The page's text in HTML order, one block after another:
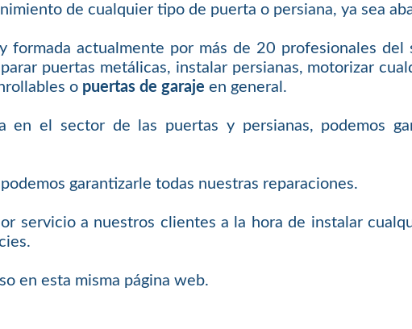
de cualquier tipo de puerta o persiana, ya sea
formada actualmente por más de 20 profesionales
puertas metálicas, instalar persianas, motorizar
o puertas de garaje en general.
en el sector de las puertas y persianas, podemos
garantizarle todas nuestras reparaciones.
servicio a nuestros clientes a la hora de instalar
en esta misma página web.